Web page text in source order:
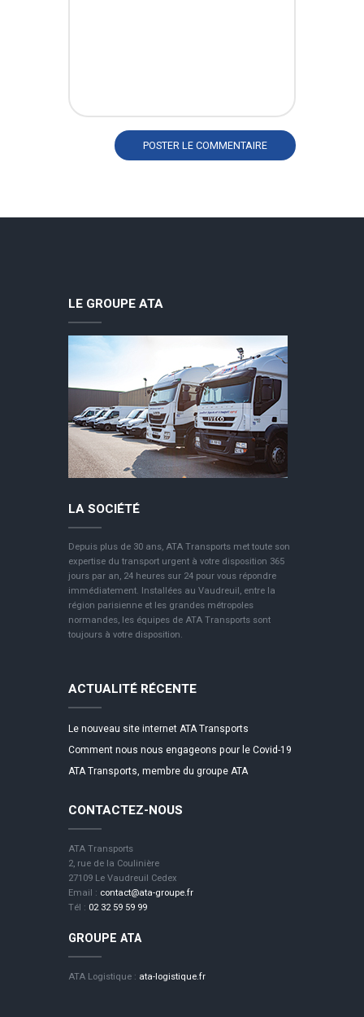
LE GROUPE ATA
LA SOCIÉTÉ
Depuis plus de 30 ans, ATA Transports met toute son
expertise du transport urgent à votre disposition 365
jours par an, 24 heures sur 24 pour vous répondre
immédiatement. Installées au Vaudreuil, entre la
région parisienne et les grandes métropoles
normandes, les équipes de ATA Transports sont
toujours à votre disposition.
ACTUALITÉ RÉCENTE
Le nouveau site internet ATA Transports
Comment nous nous engageons pour le Covid-19
ATA Transports, membre du groupe ATA
CONTACTEZ-NOUS
ATA Transports
2, rue de la Coulinière
27109 Le Vaudreuil Cedex
Email : contact@ata-groupe.fr
Tél : 02 32 59 59 99
GROUPE ATA
ATA Logistique : ata-logistique.fr